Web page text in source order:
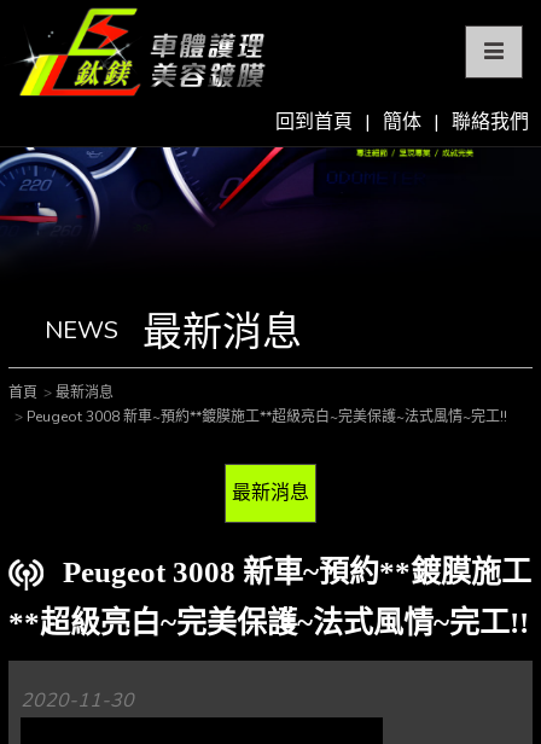
回到首頁 | 簡体 | 聯絡我們
NEWS 最新消息
首頁
最新消息
Peugeot 3008 新車~預約**鍍膜施工**超級亮白~完美保護~法式風情~完工!!
最新消息
Peugeot 3008 新車~預約**鍍膜施工
**超級亮白~完美保護~法式風情~完工!!
2020-11-30